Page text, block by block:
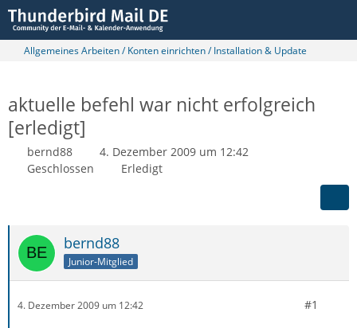
Allgemeines Arbeiten / Konten einrichten / Installation & Update
aktuelle befehl war nicht erfolgreich
[erledigt]
bernd88
4. Dezember 2009 um 12:42
Geschlossen
Erledigt
bernd88
Junior-Mitglied
4. Dezember 2009 um 12:42 #1